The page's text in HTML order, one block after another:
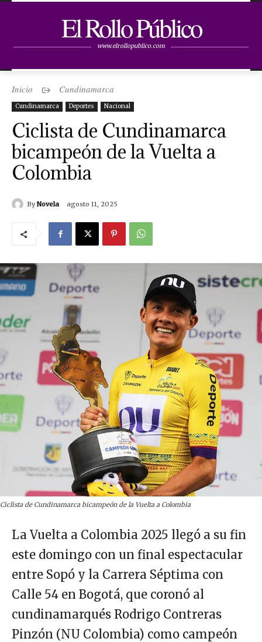
El Rollo Público
www.elrollopublico.com
Inicio Cundinamarca
Cundinamarca Deportes Nacional
Ciclista de Cundinamarca
bicampeón de la Vuelta a
Colombia
By Novela agosto 11, 2025
Ciclista de Cundinamarca bicampeón de la Vuelta a Colombia
La Vuelta a Colombia 2025 llegó a su fin
este domingo con un final espectacular
entre Sopó y la Carrera Séptima con
Calle 54 en Bogotá, que coronó al
cundinamarqués Rodrigo Contreras
Pinzón (NU Colombia) como campeón